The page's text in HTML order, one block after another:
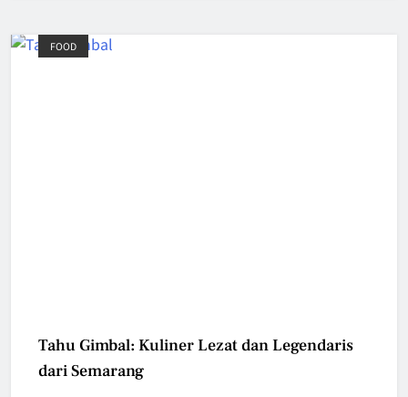
FOOD
Tahu Gimbal: Kuliner Lezat dan Legendaris
dari Semarang